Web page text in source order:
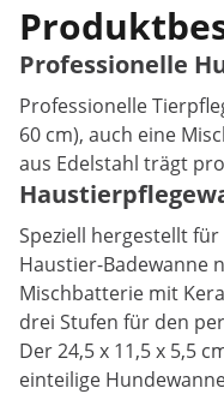
Professionelle
Professionelle
60 cm), auch eine
aus Edelstahl trägt
Speziell hergestellt
Haustier-Badewanne
Mischbatterie mit
drei Stufen für den
Der 24,5 x 11,5 x 5,5
einteilige